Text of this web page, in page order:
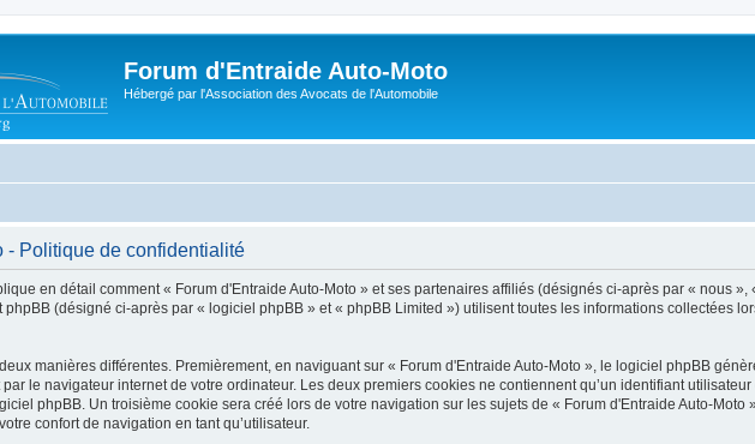
Forum d'Entraide Auto-Moto
Hébergé par l'Association des Avocats de l'Automobile
- Politique de confidentialité
en détail comment « Forum d'Entraide Auto-Moto » et ses partenaires affiliés (désignés ci-après par « nous »,
phpBB (désigné ci-après par « logiciel phpBB » et « phpBB Limited ») utilisent toutes les informations collectées
manières différentes. Premièrement, en naviguant sur « Forum d'Entraide Auto-Moto », le logiciel phpBB
le navigateur internet de votre ordinateur. Les deux premiers cookies ne contiennent qu’un identifiant
phpBB. Un troisième cookie sera créé lors de votre navigation sur les sujets de « Forum d'Entraide Auto-Moto
confort de navigation en tant qu’utilisateur.